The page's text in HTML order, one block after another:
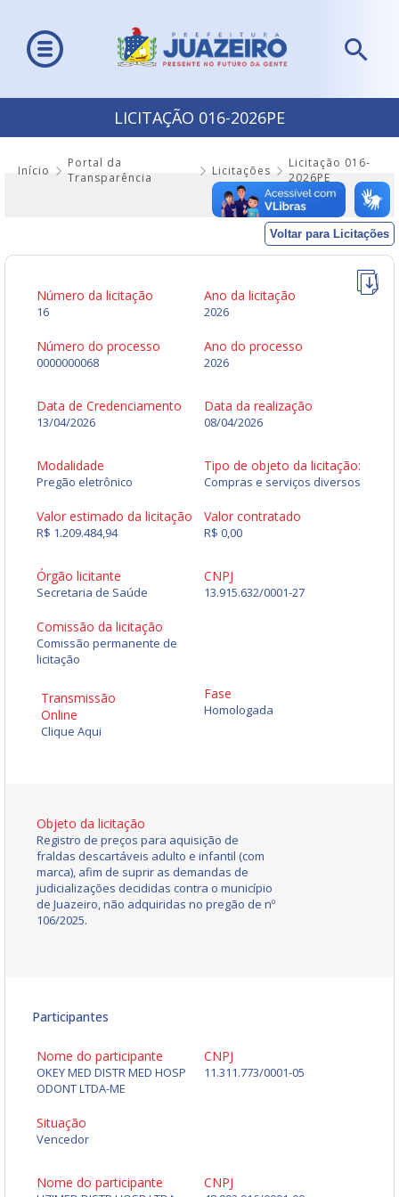
LICITAÇÃO 016-2026PE
Início
Portal da
Transparência
Licitações
Licitação 016-
2026PE
Voltar para Licitações
Número da licitação
16
Ano da licitação
2026
Número do processo
0000000068
Ano do processo
2026
Data de Credenciamento
13/04/2026
Data da realização
08/04/2026
Modalidade
Pregão eletrônico
Tipo de objeto da licitação:
Compras e serviços diversos
Valor estimado da licitação
R$ 1.209.484,94
Valor contratado
R$ 0,00
Órgão licitante
Secretaria de Saúde
CNPJ
13.915.632/0001-27
Comissão da licitação
Comissão permanente de
licitação
Transmissão
Online
Clique Aqui
Fase
Homologada
Objeto da licitação
Registro de preços para aquisição de
fraldas descartáveis adulto e infantil (com
marca), afim de suprir as demandas de
judicializações decididas contra o município
de Juazeiro, não adquiridas no pregão de nº
106/2025.
Participantes
Nome do participante
OKEY MED DISTR MED HOSP
ODONT LTDA-ME
CNPJ
11.311.773/0001-05
Situação
Vencedor
Nome do participante CNPJ